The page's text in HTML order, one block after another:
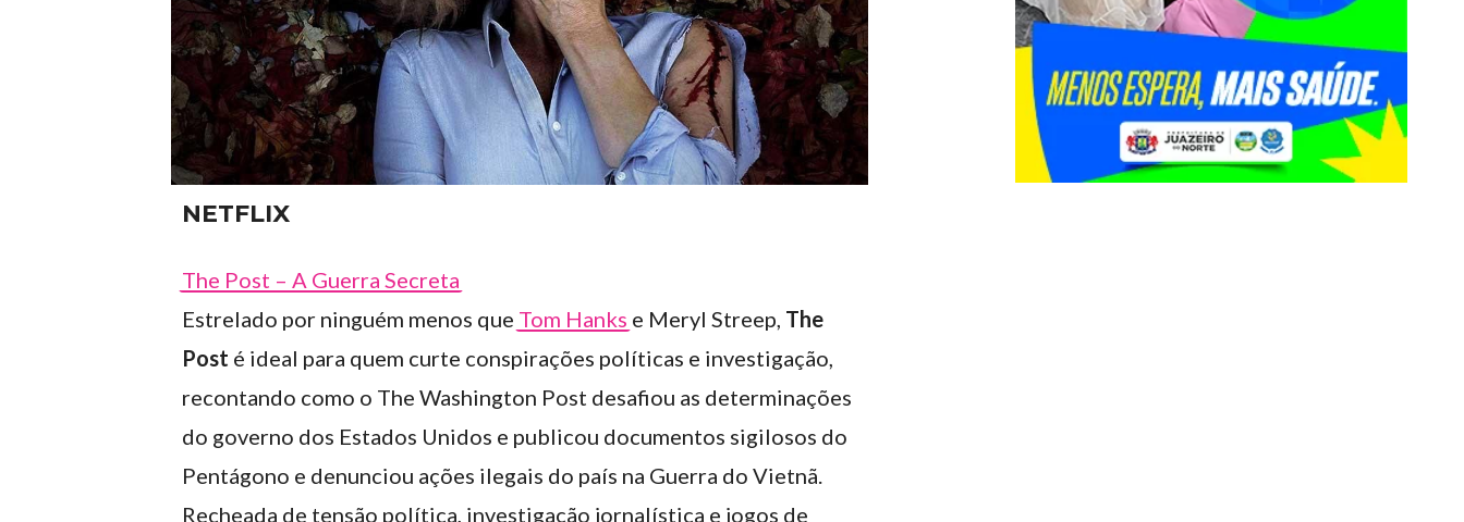
NETFLIX
The Post – A Guerra Secreta
Estrelado por ninguém menos que Tom Hanks e Meryl Streep, The
Post é ideal para quem curte conspirações políticas e investigação,
recontando como o The Washington Post desafiou as determinações
do governo dos Estados Unidos e publicou documentos sigilosos do
Pentágono e denunciou ações ilegais do país na Guerra do Vietnã.
Recheada de tensão política, investigação jornalística e jogos de